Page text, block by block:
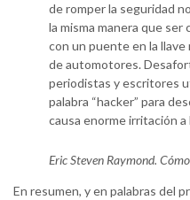
de romper la seguridad
la misma manera que ser
con un puente en la
de automotores.
periodistas y escritores
palabra “hacker” para
causa enorme irritación
Eric Steven Raymond.
En resumen, y en palabras del